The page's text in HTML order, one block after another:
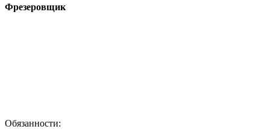
Фрезеровщик
Обязанности: